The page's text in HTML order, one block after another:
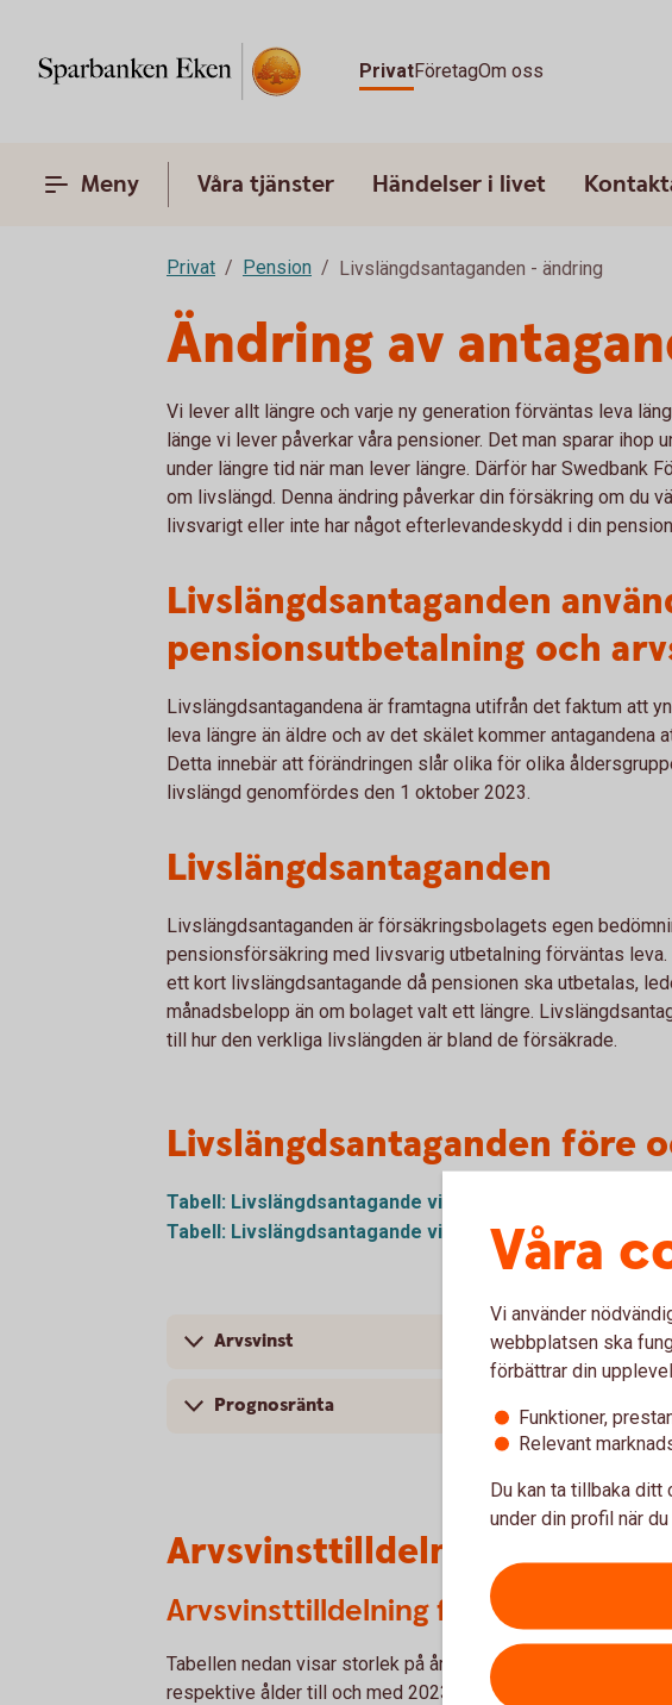
PrivatFöretagOm oss
Meny Våra tjänster Händelser i livet
Privat Pension Livslängdsantaganden - ändring
Ändring av
Vi lever allt längre och varje ny generation förväntas leva
länge vi lever påverkar våra pensioner. Det man sparar ihop
under längre tid när man lever längre. Därför har Swedbank
om livslängd. Denna ändring påverkar din försäkring om du
livsvarigt eller inte har något efterlevandeskydd i din
Livslängdsantaganden
pensionsutbetalning och
Livslängdsantagandena är framtagna utifrån det faktum att
leva längre än äldre och av det skälet kommer antagandena
Detta innebär att förändringen slår olika för olika
livslängd genomfördes den 1 oktober 2023.
Livslängdsantaganden
Livslängdsantaganden är försäkringsbolagets egen
pensionsförsäkring med livsvarig utbetalning förväntas
ett kort livslängdsantagande då pensionen ska utbetalas,
månadsbelopp än om bolaget valt ett längre.
till hur den verkliga livslängden är bland de försäkrade.
Livslängdsantaganden före
Tabell: Livslängdsantagande vid 65 år (före ändring)
Tabell: Livslängdsantagande vid 65 år (efter ändring)
Arvsvinst
Prognosränta
Arvsvinsttilldelning före
Arvsvinsttilldelning före 2023-10-01
Tabellen nedan visar storlek på årlig arvsvinst per 1 000
respektive ålder till och med 2023-09-30 för försäkringar
Våra
Vi använder
webbplatsen ska
förbättrar din
Funktioner,
Relevant
Du kan ta tillbaka
under din profil när